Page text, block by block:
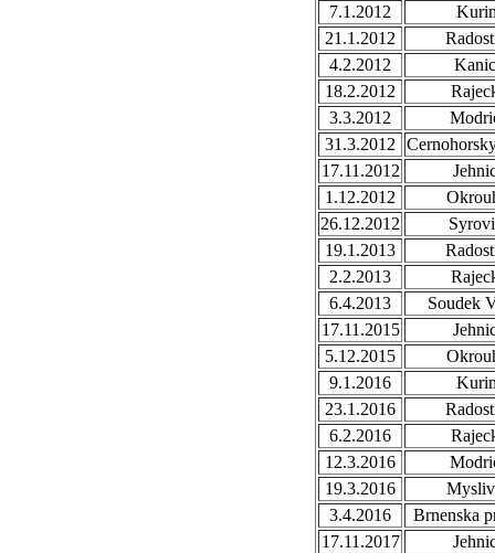
7.1.2012
21.1.2012
4.2.2012
18.2.2012
3.3.2012
31.3.2012
17.11.2012
1.12.2012
26.12.2012
19.1.2013
2.2.2013
6.4.2013
Soudek
17.11.2015
5.12.2015
9.1.2016
23.1.2016
6.2.2016
12.3.2016
19.3.2016
3.4.2016
Brnenska
17.11.2017